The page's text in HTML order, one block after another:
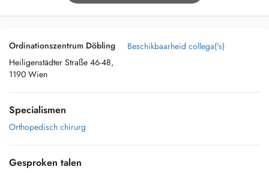
Ordinationszentrum Döbling
Heiligenstädter Straße 46-48,
1190 Wien
Beschikbaarheid collega('s)
Specialismen
Orthopedisch chirurg
Gesproken talen